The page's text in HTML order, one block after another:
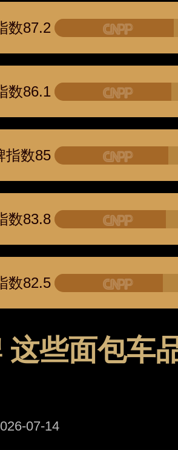
数87.2
数86.1
指数85
数83.8
数82.5
这些面包车
07-14